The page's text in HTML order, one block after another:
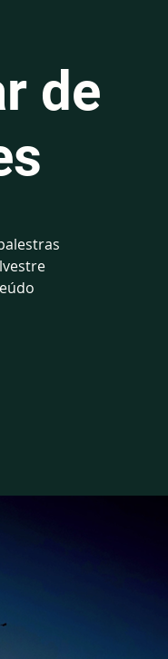
de